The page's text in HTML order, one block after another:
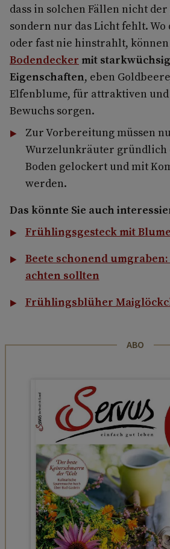
dass in solchen Fällen nicht
sondern nur das Licht fehlt. Wo
oder fast nie hinstrahlt,
Bodendecker mit
Eigenschaften, eben
Elfenblume, für attraktiven
Bewuchs sorgen.
Zur Vorbereitung müssen
Wurzelunkräuter gründlich
Boden gelockert und mit
werden.
Das könnte Sie auch
Frühlingsgesteck mit
Beete schonend
achten sollten
Frühlingsblüher
ABO